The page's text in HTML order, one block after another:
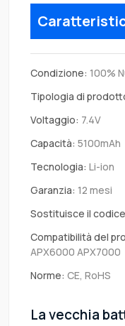
Condizione: 100%
Tipologia di
Voltaggio: 7.4V
Capacità: 5100mAh
Tecnologia: Li-ion
Garanzia: 12 mesi
Sostituisce il
Compatibilità del
APX6000 APX7000
Norme: CE, RoHS
La vecchia